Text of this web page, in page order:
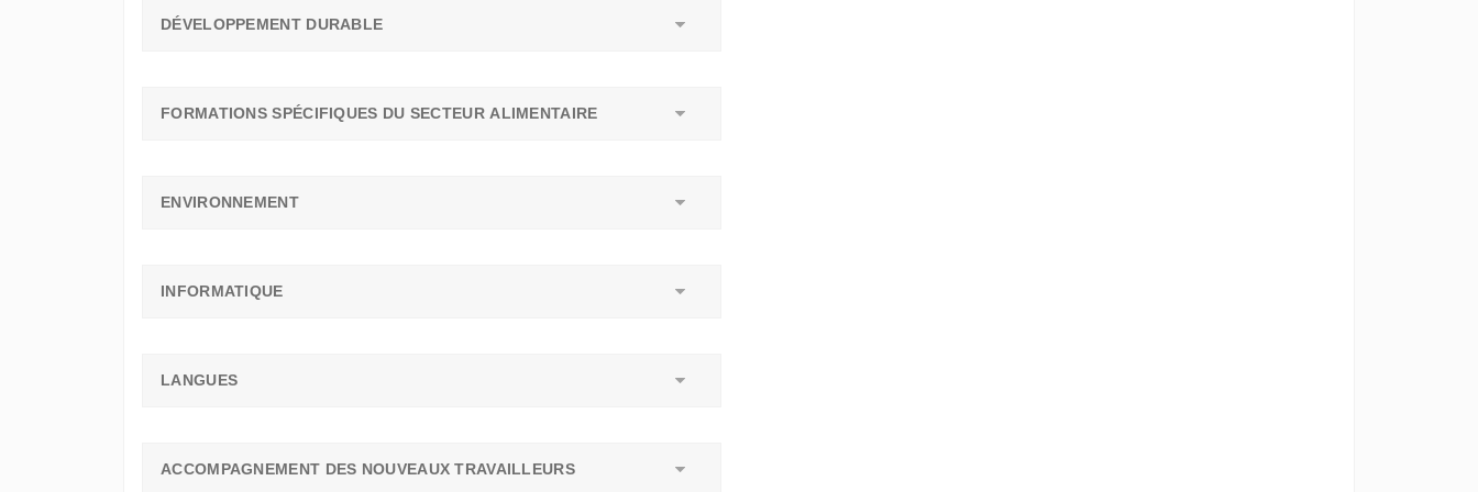
DÉVELOPPEMENT DURABLE
FORMATIONS SPÉCIFIQUES DU SECTEUR ALIMENTAIRE
ENVIRONNEMENT
INFORMATIQUE
LANGUES
ACCOMPAGNEMENT DES NOUVEAUX TRAVAILLEURS